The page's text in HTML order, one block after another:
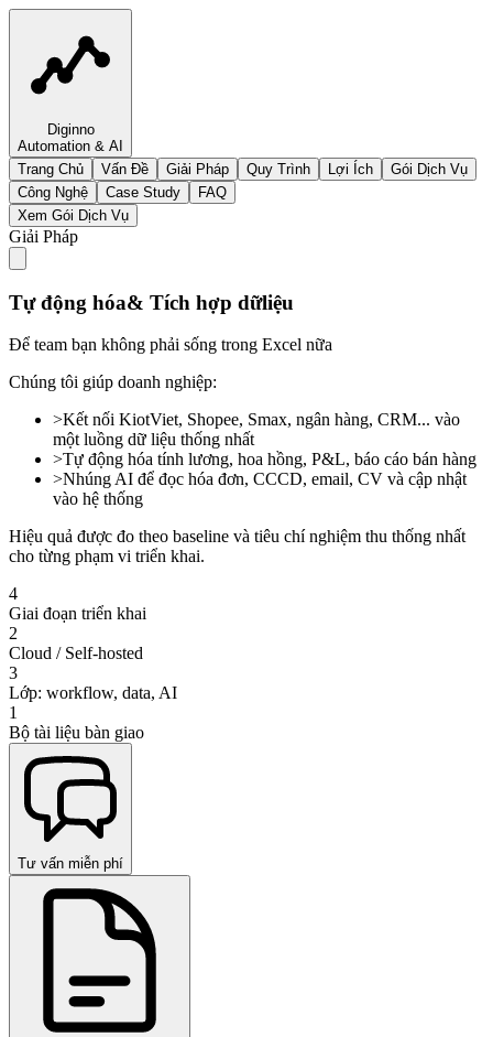
Diginno
Automation & AI
Trang Chủ
Vấn Đề Giải Pháp Quy Trình Lợi Ích
Gói Dịch Vụ
Công Nghệ
Case Study
FAQ
Xem Gói Dịch Vụ
Giải Pháp
Tự động hóa& Tích hợp dữliệu
Để team bạn không phải sống trong Excel nữa
Chúng tôi giúp doanh nghiệp:
>Kết nối KiotViet, Shopee, Smax, ngân hàng, CRM... vào
một luồng dữ liệu thống nhất
>Tự động hóa tính lương, hoa hồng, P&L, báo cáo bán hàng
>Nhúng AI để đọc hóa đơn, CCCD, email, CV và cập nhật
vào hệ thống
Hiệu quả được đo theo baseline và tiêu chí nghiệm thu thống nhất
cho từng phạm vi triển khai.
4
Giai đoạn triển khai
2
Cloud / Self-hosted
3
Lớp: workflow, data, AI
1
Bộ tài liệu bàn giao
Tư vấn miễn phí